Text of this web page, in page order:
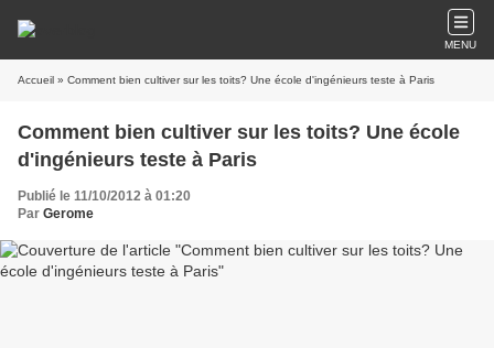
MENU
Accueil » Comment bien cultiver sur les toits? Une école d'ingénieurs teste à Paris
Comment bien cultiver sur les toits? Une école
d'ingénieurs teste à Paris
Publié le 11/10/2012 à 01:20
Par Gerome